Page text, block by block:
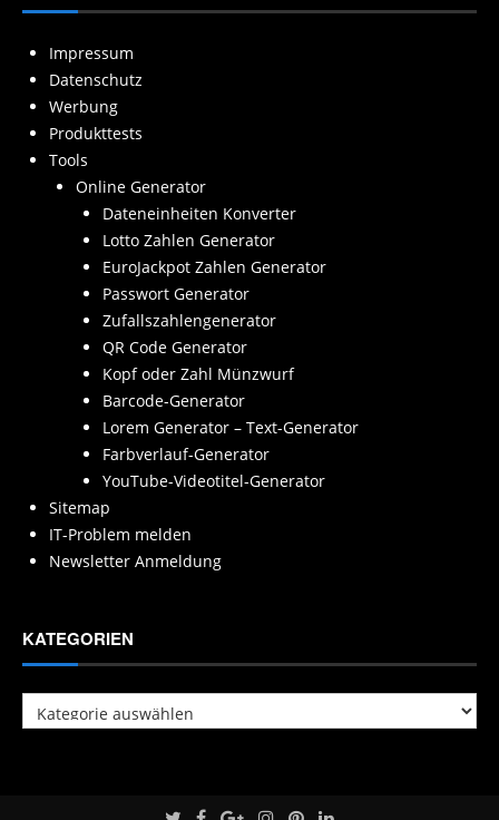
Impressum
Datenschutz
Werbung
Produkttests
Tools
Online Generator
Dateneinheiten Konverter
Lotto Zahlen Generator
EuroJackpot Zahlen Generator
Passwort Generator
Zufallszahlengenerator
QR Code Generator
Kopf oder Zahl Münzwurf
Barcode-Generator
Lorem Generator – Text-Generator
Farbverlauf-Generator
YouTube-Videotitel-Generator
Sitemap
IT-Problem melden
Newsletter Anmeldung
KATEGORIEN
Kategorien